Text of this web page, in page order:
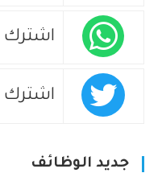
اشترك
اشترك
جديد الوظائف